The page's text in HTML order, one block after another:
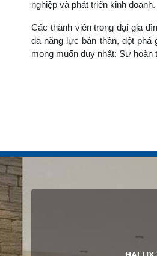
nghiệp và phát triển kinh doanh.
Các thành viên trong đại gia
đa năng lực bản thân, đột
mong muốn duy nhất: Sự hoàn